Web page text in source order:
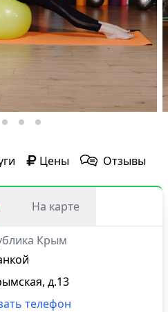
Цены Отзывы
На карте
Крым
д.13
телефон